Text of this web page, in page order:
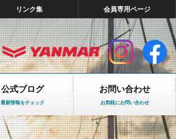
リンク集 会員専用ページ
公式ブログ
最新情報をチェック
お問い合わせ
お気軽にお問い合わせ